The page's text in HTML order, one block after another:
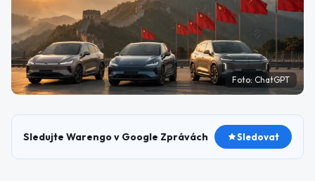
Foto: ChatGPT
Sledujte Warengo v Google Zprávách Sledovat